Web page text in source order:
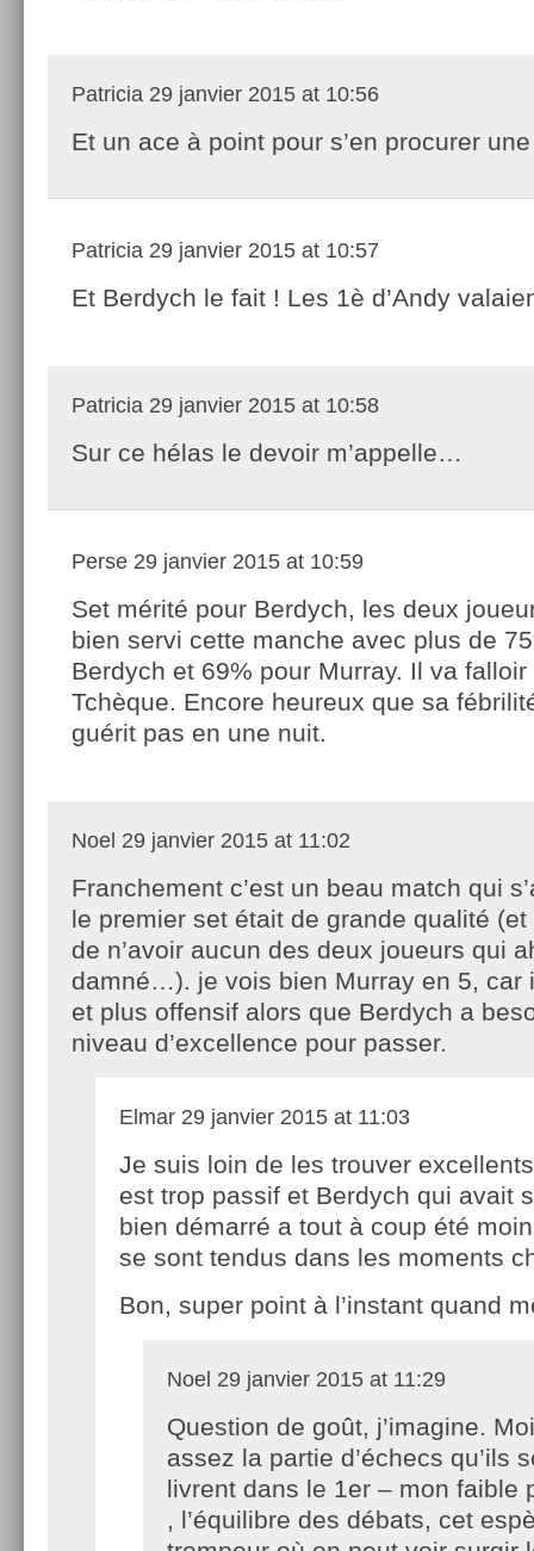
Patricia 29 janvier 2015 at 10:56
Et un ace à point pour s’en procurer
Patricia 29 janvier 2015 at 10:57
Et Berdych le fait ! Les 1è d’Andy
Patricia 29 janvier 2015 at 10:58
Sur ce hélas le devoir m’appelle…
Perse 29 janvier 2015 at 10:59
Set mérité pour Berdych, les deux
bien servi cette manche avec plus de
Berdych et 69% pour Murray. Il va
Tchèque. Encore heureux que sa
guérit pas en une nuit.
Noel 29 janvier 2015 at 11:02
Franchement c’est un beau match qui
le premier set était de grande qualité
de n’avoir aucun des deux joueurs qui
damné…). je vois bien Murray en 5, car
et plus offensif alors que Berdych a
niveau d’excellence pour passer.
Elmar 29 janvier 2015 at 11:03
Je suis loin de les trouver
est trop passif et Berdych qui avait
bien démarré a tout à coup été
se sont tendus dans les moments
Bon, super point à l’instant quand
Noel 29 janvier 2015 at 11:29
Question de goût, j’imagine.
assez la partie d’échecs qu’ils
livrent dans le 1er – mon faible
, l’équilibre des débats, cet